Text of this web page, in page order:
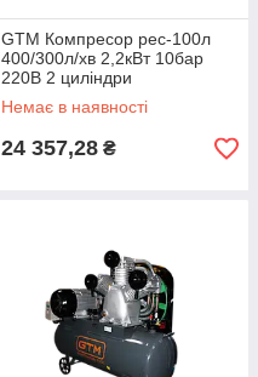
GTM Компресор рес-100л
400/300л/хв 2,2кВт 10бар
220В 2 циліндри
Немає в наявності
24 357,28 ₴